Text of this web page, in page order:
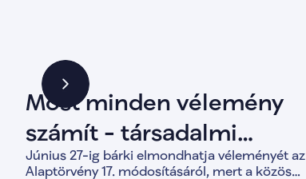
Most minden vélemény
számít - társadalmi
egyeztetés indult az
Június 27-ig bárki elmondhatja véleményét az
Alaptörvény 17. módosításáról, mert a közös